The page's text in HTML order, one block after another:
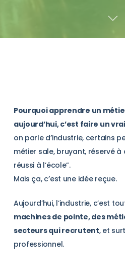
Pourquoi apprendre un
aujourd’hui, c’est faire un
on parle d’industrie, certains
métier sale, bruyant, réservé à
réussi à l’école”.
Mais ça, c’est une idée reçue.
Aujourd’hui, l’industrie, c’est
machines de pointe, des
secteurs qui recrutent, et
professionnel.